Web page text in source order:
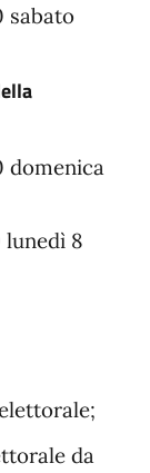
sabato
domenica
lunedì 8
da